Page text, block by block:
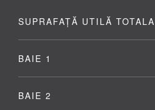
SUPRAFAȚĂ UTILĂ TOTALA
BAIE 1
BAIE 2